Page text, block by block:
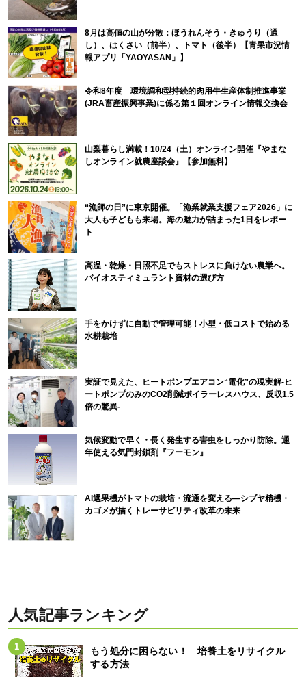
8月は高値の山が分散：ほうれんそう・きゅうり（通
し）、はくさい（前半）、トマト（後半）【青果市況情
報アプリ「YAOYASAN」】
令和8年度 環境調和型持続的肉用牛生産体制推進事業
(JRA畜産振興事業)に係る第１回オンライン情報交換会
山梨暮らし満載！10/24（土）オンライン開催『やまな
しオンライン就農座談会』【参加無料】
“漁師の日”に東京開催。「漁業就業支援フェア2026」に
大人も子どもも来場。海の魅力が詰まった1日をレポー
ト
高温・乾燥・日照不足でもストレスに負けない農業へ。
バイオスティミュラント資材の選び方
手をかけずに自動で管理可能！小型・低コストで始める
水耕栽培
実証で見えた、ヒートポンプエアコン“電化”の現実解-ヒ
ートポンプのみのCO2削減ボイラーレスハウス、反収1.5
倍の驚異-
気候変動で早く・長く発生する害虫をしっかり防除。通
年使える気門封鎖剤『フーモン』
AI選果機がトマトの栽培・流通を変える―シブヤ精機・
カゴメが描くトレーサビリティ改革の未来
人気記事ランキング
もう処分に困らない！ 培養土をリサイクル
する方法